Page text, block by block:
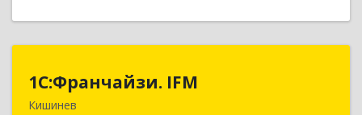
1С:Франчайзи. IFM
Кишинев